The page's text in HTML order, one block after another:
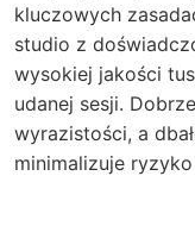
kluczowych
studio z
wysokiej jakości
udanej sesji.
wyrazistości, a
minimalizuje